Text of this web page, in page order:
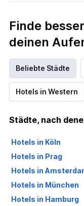
Finde
deinen
Beliebte Städte
Hotels in Western
Städte, nach
Hotels in Köln
Hotels in Prag
Hotels in
Hotels in München
Hotels in Hamburg